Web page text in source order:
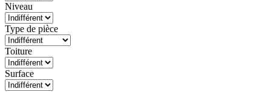
Niveau
Type de pièce
Toiture
Surface